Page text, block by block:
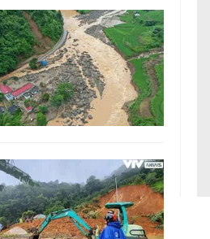
Hitech Công nghệ tương lai
Sản phẩm
Thị trường
Tư vấn